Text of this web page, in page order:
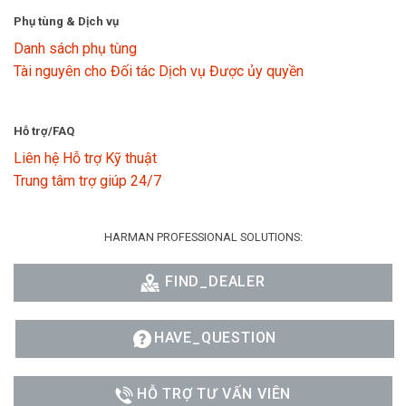
Phụ tùng & Dịch vụ
Danh sách phụ tùng
Tài nguyên cho Đối tác Dịch vụ Được ủy quyền
Hỗ trợ/FAQ
Liên hệ Hỗ trợ Kỹ thuật
Trung tâm trợ giúp 24/7
HARMAN PROFESSIONAL SOLUTIONS:
FIND_DEALER
HAVE_QUESTION
HỖ TRỢ TƯ VẤN VIÊN